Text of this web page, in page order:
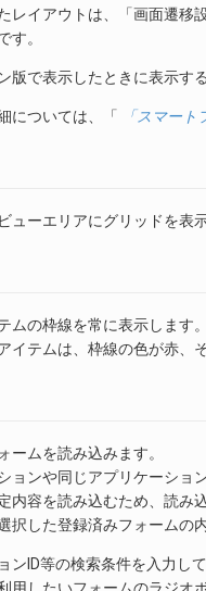
レイアウトは、「画面遷移
す。
版で表示したときに表示す
については、「 「スマー
ューエリアにグリッドを表
ムの枠線を常に表示します。
イテムは、枠線の色が赤、
ームを読み込みます。
ョンや同じアプリケーショ
内容を読み込むため、読み
択した登録済みフォームの
ンID等の検索条件を入力し